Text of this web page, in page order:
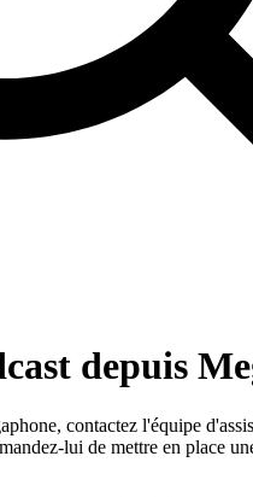
depuis
contactez l'équipe
lui de mettre en place